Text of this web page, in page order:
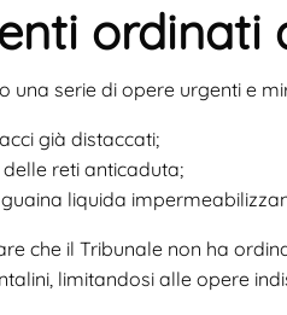
ordinati
una serie di opere urgenti e
già distaccati;
reti anticaduta;
liquida
che il Tribunale non ha
limitandosi alle opere